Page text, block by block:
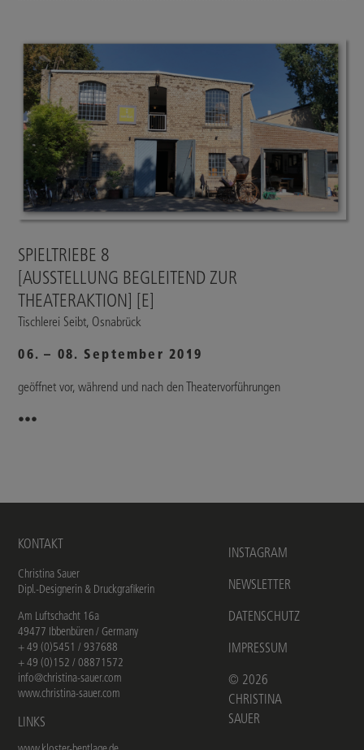
SPIELTRIEBE 8
[AUSSTELLUNG BEGLEITEND ZUR
THEATERAKTION] [E]
Tischlerei Seibt, Osnabrück
06. – 08. September 2019
geöffnet vor, während und nach den Theatervorführungen
•••
KONTAKT
Christina Sauer
Dipl.-Designerin & Druckgrafikerin
Am Luftschacht 16a
49477 Ibbenbüren / Germany
+ 49 (0)5451 / 937688
+ 49 (0)152 / 08871572
info@christina-sauer.com
www.christina-sauer.com
LINKS
INSTAGRAM
NEWSLETTER
DATENSCHUTZ
IMPRESSUM
© 2026
CHRISTINA
SAUER